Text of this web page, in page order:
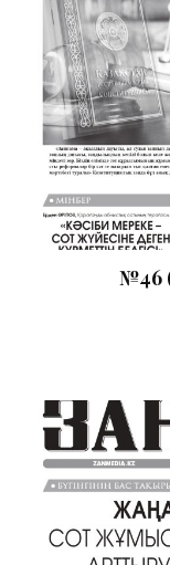
№46